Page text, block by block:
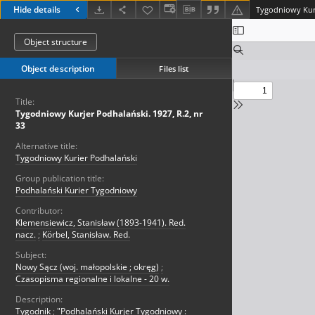
Hide details Tygodniowy
Object structure
Object description Files list
Title:
Tygodniowy Kurjer Podhalański. 1927, R.2, nr
33
Alternative title:
Tygodniowy Kurier Podhalański
Group publication title:
Podhalański Kurier Tygodniowy
Contributor:
Klemensiewicz, Stanisław (1893-1941). Red.
nacz. ; Körbel, Stanisław. Red.
Subject:
Nowy Sącz (woj. małopolskie ; okręg) ;
Czasopisma regionalne i lokalne - 20 w.
Description:
Tygodnik ; "Podhalański Kurjer Tygodniowy :